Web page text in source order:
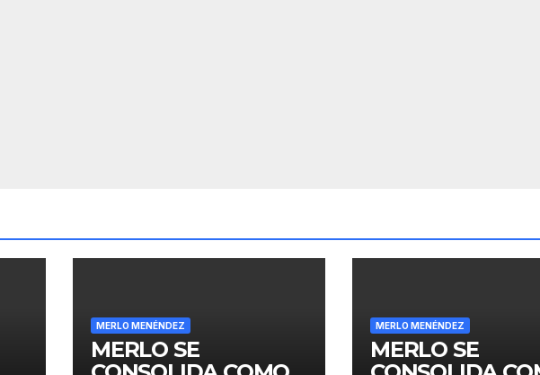
MERLO MENÉNDEZ
MERLO SE
MERLO MENÉNDEZ
MERLO SE